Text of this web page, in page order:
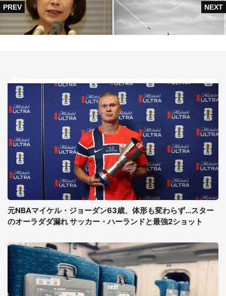
元NBAマイケル・ジョーダン63歳、体形も変わらず...スター
のオーラダダ漏れ サッカー・ハーランドと最強2ショット